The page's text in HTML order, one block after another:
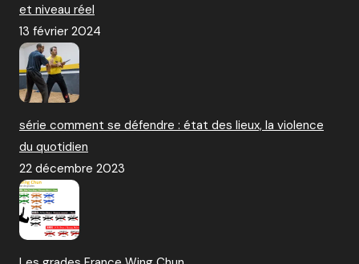
et niveau réel
13 février 2024
série comment se défendre : état des lieux, la violence
du quotidien
22 décembre 2023